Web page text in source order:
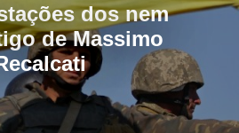
dos nem
de Massimo